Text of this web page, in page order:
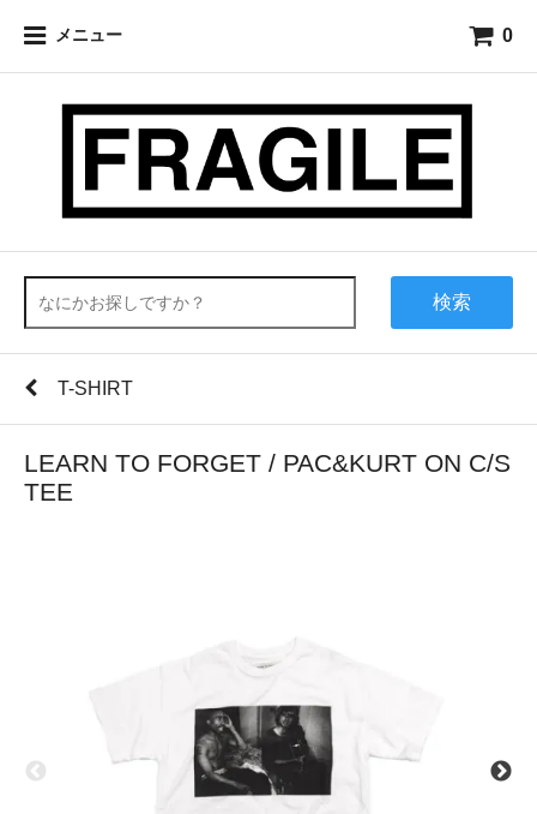
メニュー 0
検索
T-SHIRT
LEARN TO FORGET / PAC&KURT ON C/S
TEE